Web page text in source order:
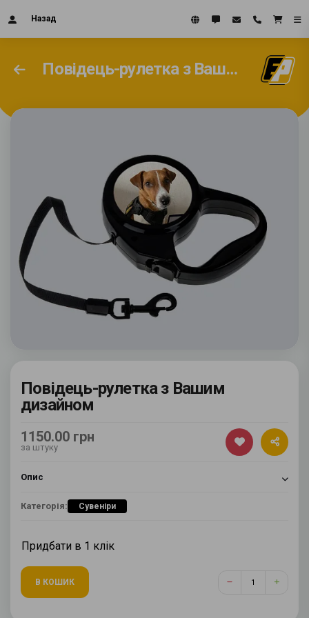
Назад
Повідець-рулетка з Вашим дизайном
Повідець-рулетка з Вашим
дизайном
1150.00 грн
за штуку
Опис
Категорія: Сувеніри
Придбати в 1 клік
В КОШИК